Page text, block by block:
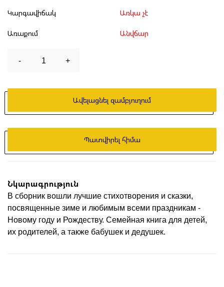
Կարգավիճակ Առկա չէ
Առաքում Անվճար
- 1 +
Ավելացնել զամբյուղում
Պատվիրել հիմա
Նկարագրություն
В сборник вошли лучшие стихотворения и сказки,
посвященные зиме и любимым всеми праздникам -
Новому году и Рождеству. Семейная книга для детей,
их родителей, а также бабушек и дедушек.